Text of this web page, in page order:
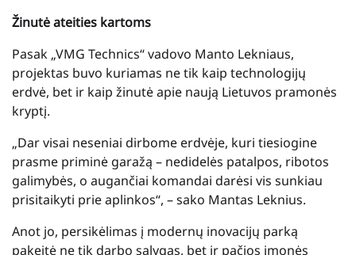
Žinutė ateities kartoms
Pasak „VMG Technics“ vadovo Manto Lekniaus,
projektas buvo kuriamas ne tik kaip technologijų
erdvė, bet ir kaip žinutė apie naują Lietuvos pramonės
kryptį.
„Dar visai neseniai dirbome erdvėje, kuri tiesiogine
prasme priminė garažą – nedidelės patalpos, ribotos
galimybės, o augančiai komandai darėsi vis sunkiau
prisitaikyti prie aplinkos“, – sako Mantas Leknius.
Anot jo, persikėlimas į modernų inovacijų parką
pakeitė ne tik darbo sąlygas, bet ir pačios įmonės